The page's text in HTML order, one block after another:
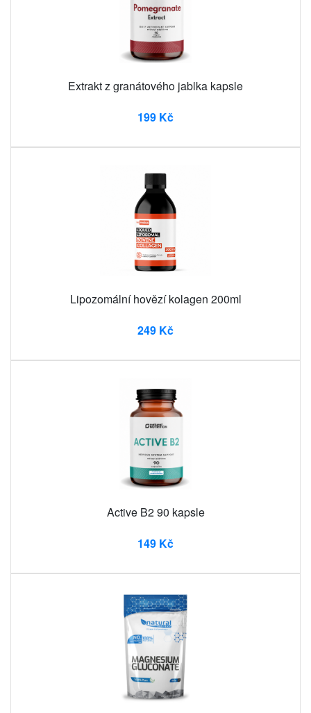
Extrakt z granátového jablka kapsle
199 Kč
Lipozomální hovězí kolagen 200ml
249 Kč
Active B2 90 kapsle
149 Kč